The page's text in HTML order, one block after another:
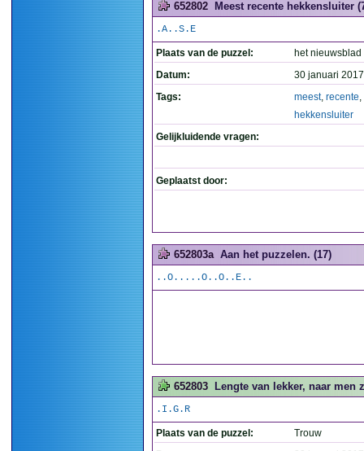
652802 Meest recente hekkensluiter
.A..S.E
Plaats van de puzzel:
het nieuwsblad
Datum:
30 januari
Tags:
meest, recente,
hekkensluiter
Gelijkluidende vragen:
Geplaatst door:
652803a Aan het puzzelen. (17)
..O.....O..O..E..
652803 Lengte van lekker, naar men
.I.G.R
Plaats van de puzzel:
Trouw